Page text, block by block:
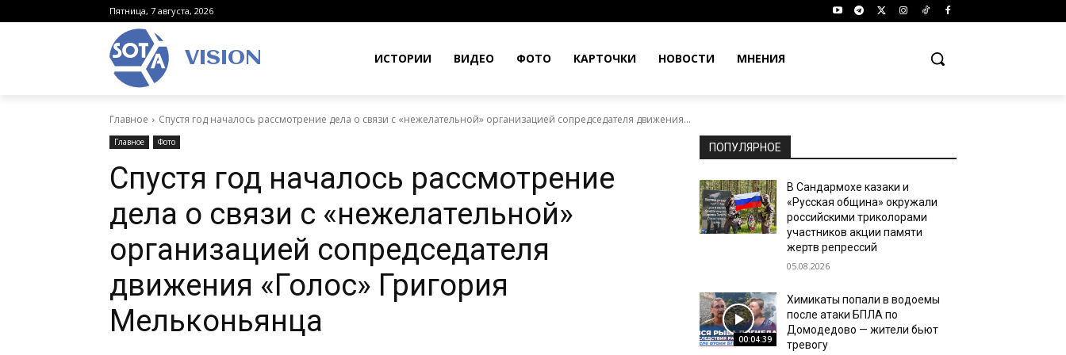
Пятница, 7 августа, 2026
VISION ИСТОРИИ ВИДЕО ФОТО КАРТОЧКИ НОВОСТИ МНЕНИЯ
Главное Спустя год началось рассмотрение дела о связи с «нежелательной» организацией сопредседателя движения...
Главное Фото
Спустя год началось рассмотрение
дела о связи с «нежелательной»
организацией сопредседателя
движения «Голос» Григория
Мельконьянца
ПОПУЛЯРНОЕ
В Сандармохе казаки и
«Русская община» окружали
российскими триколорами
участников акции памяти
жертв репрессий
05.08.2026
00:04:39
Химикаты попали в водоемы
после атаки БПЛА по
Домодедово — жители бьют
тревогу